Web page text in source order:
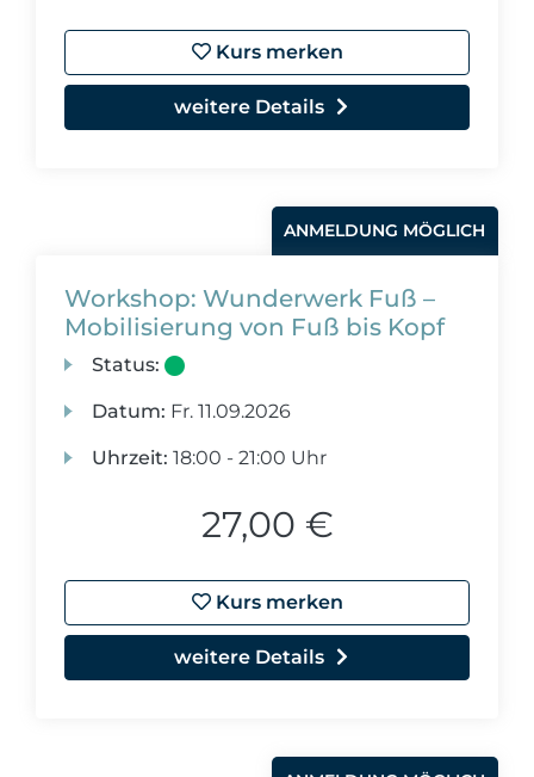
Kurs merken
weitere Details
ANMELDUNG MÖGLICH
Workshop: Wunderwerk Fuß –
Mobilisierung von Fuß bis Kopf
Status:
Datum: Fr. 11.09.2026
Uhrzeit: 18:00 - 21:00 Uhr
27,00 €
Kurs merken
weitere Details